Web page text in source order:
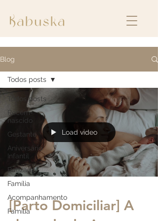
Blog
Todos posts
Recém-
nascido
Gestante
Aniversário
Infantil
Batizado
Família
Acompanhamento
Família
Todos posts
Load video
[Parto Domiciliar] A